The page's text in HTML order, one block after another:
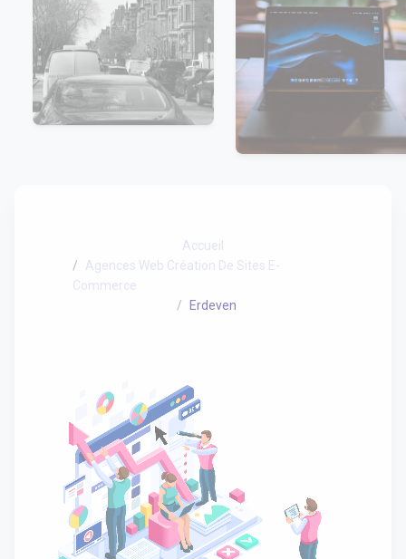
Accueil
Agences Web Création De Sites E-
Commerce
Erdeven